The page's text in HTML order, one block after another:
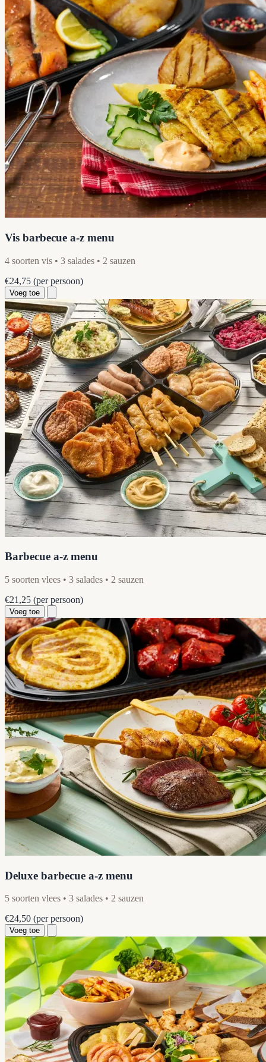
Vis barbecue a-z menu
4 soorten vis • 3 salades • 2 sauzen
€24,75 (per persoon)
Voeg toe
Barbecue a-z menu
5 soorten vlees • 3 salades • 2 sauzen
€21,25 (per persoon)
Voeg toe
Deluxe barbecue a-z menu
5 soorten vlees • 3 salades • 2 sauzen
€24,50 (per persoon)
Voeg toe